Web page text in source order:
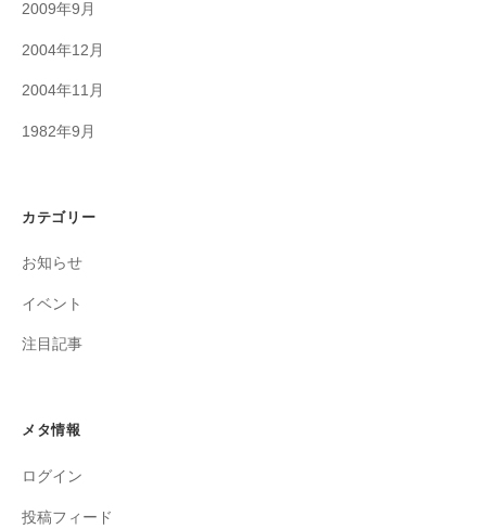
2009年9月
2004年12月
2004年11月
1982年9月
カテゴリー
お知らせ
イベント
注目記事
メタ情報
ログイン
投稿フィード